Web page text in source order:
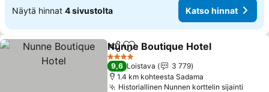
Näytä hinnat 4 sivustolta Katso hinnat
Jaa Lisää suosikkeihin
Nunne Boutique Hotel
4 Tähtiluokitus
9,6 Loistava
3 779
1.4 km kohteesta Sadama
Historiallinen Nunnen korttelin sijainti